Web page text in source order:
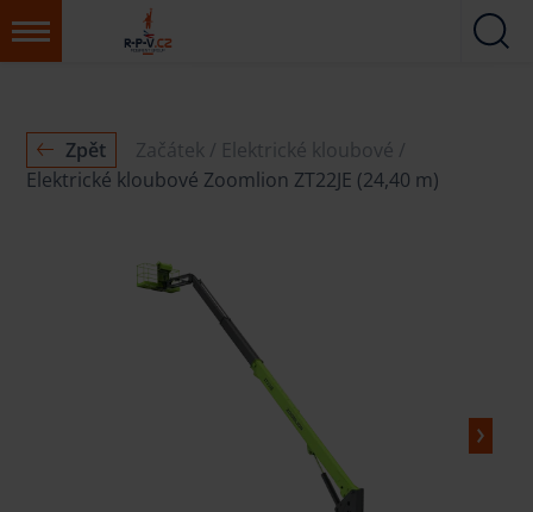
Zpět Začátek
Elektrické kloubové
Elektrické kloubové Zoomlion ZT22JE (24,40 m)